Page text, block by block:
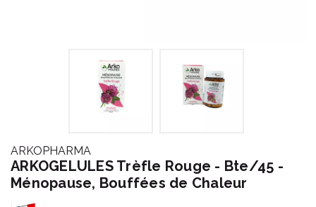
ARKOPHARMA
ARKOGELULES Trèfle Rouge - Bte/45 -
Ménopause, Bouffées de Chaleur